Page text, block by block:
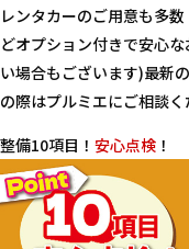
レンタカーのご用意も多
どオプション付きで安心
い場合もございます)最新
の際はプルミエにご相談く
整備10項目！ 安心点検 ！